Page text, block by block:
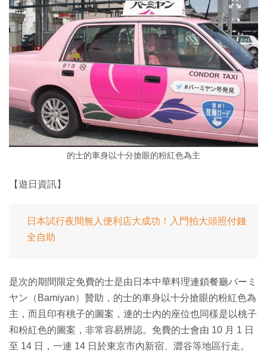
的士的車身以十分搶眼的粉紅色為主
【遊日資訊】
日本試行夜間無人便利店大成功！入門拍大頭照付錢
全自助
是次的期間限定免費的士是由日本中華料理連鎖餐廳バーミ
ヤン（Bamiyan）贊助，的士的車身以十分搶眼的粉紅色為
主，而且印有桃子的圖案，連的士內的座位也同樣是以桃子
和粉紅色的圖案，非常容易辨認。免費的士會由 10 月 1 日
至 14 日，一連 14 日於東京市內新宿、澀谷等地區行走。